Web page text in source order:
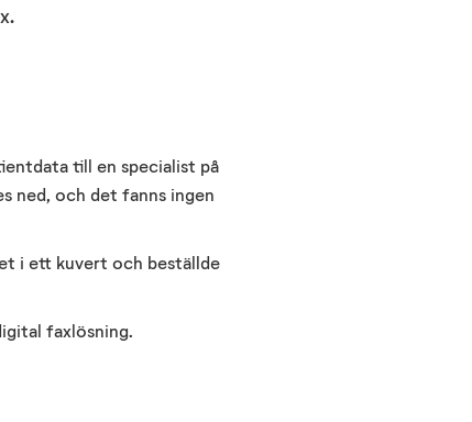
till en specialist på
ned, och det fanns ingen
i ett kuvert och beställde
faxlösning.